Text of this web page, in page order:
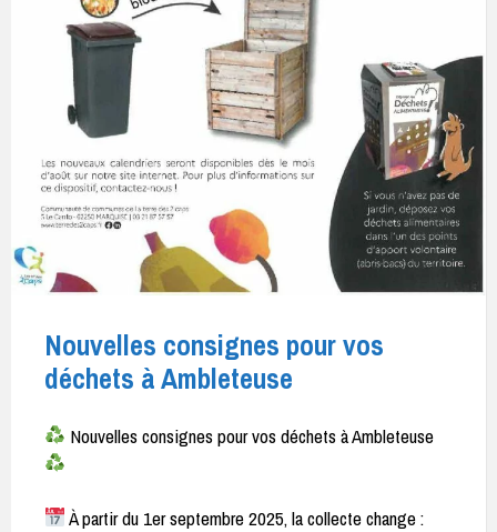
Nouvelles consignes pour vos
déchets à Ambleteuse
Nouvelles consignes pour vos déchets à Ambleteuse
À partir du 1er septembre 2025, la collecte change :